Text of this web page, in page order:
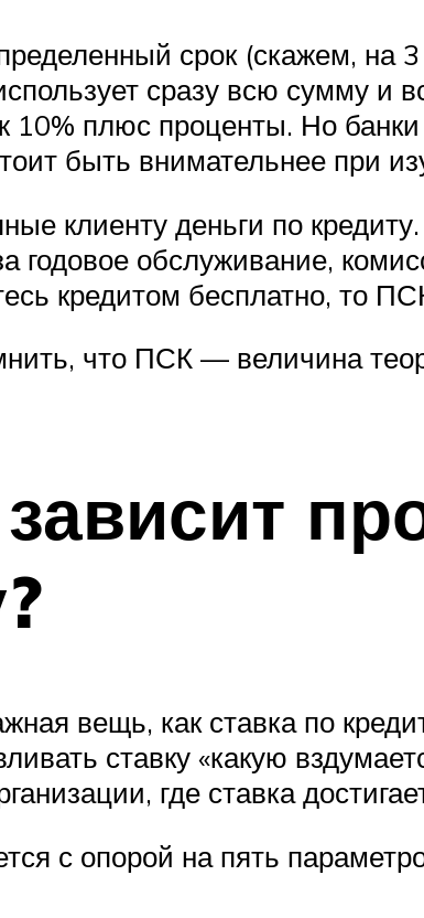
срок (скажем, на
сразу всю сумму и
плюс проценты. Но
быть внимательнее при
клиенту деньги по
годовое обслуживание,
кредитом бесплатно, то
что ПСК — величина
вещь, как ставка по
ставку «какую
где ставка
с опорой на пять